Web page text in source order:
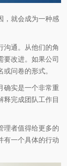
，就会成为一种感
沟通。从他们的角
要改进。如果公司
问卷的形式。
确实是一个非常重
释完成团队工作目
理者值得给更多的
有一个具体的行动